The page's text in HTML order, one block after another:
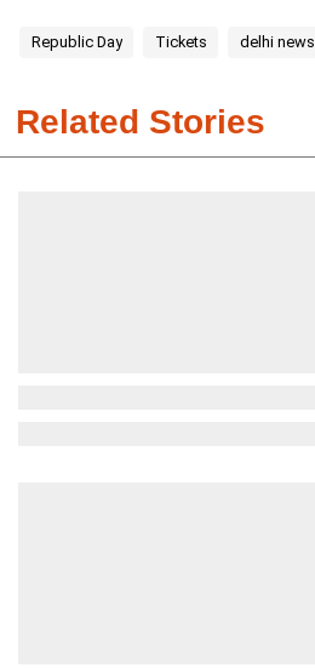
Republic Day Tickets delhi news
Related Stories